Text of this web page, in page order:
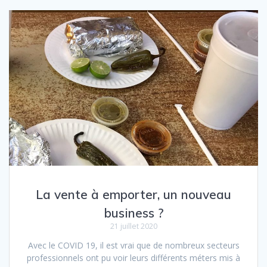
La vente à emporter, un nouveau
business ?
21 juillet 2020
Avec le COVID 19, il est vrai que de nombreux secteurs
professionnels ont pu voir leurs différents méters mis à